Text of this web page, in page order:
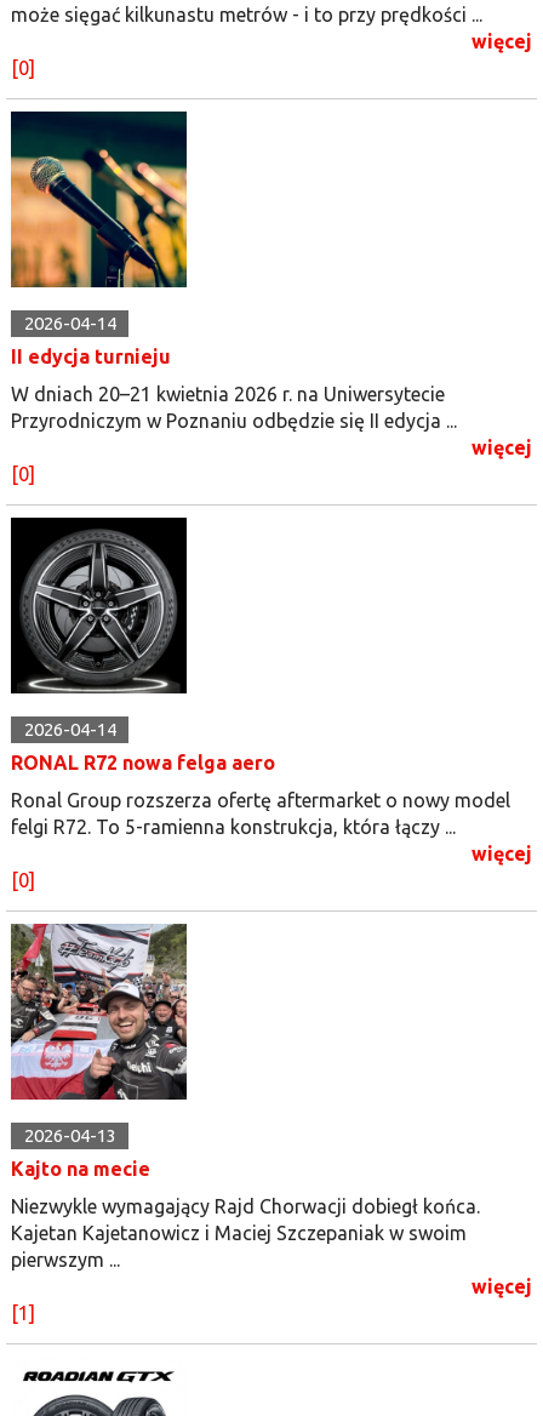
może sięgać kilkunastu metrów - i to przy prędkości ...
więcej
[0]
2026-04-14
II edycja turnieju
W dniach 20–21 kwietnia 2026 r. na Uniwersytecie
Przyrodniczym w Poznaniu odbędzie się II edycja ...
więcej
[0]
2026-04-14
RONAL R72 nowa felga aero
Ronal Group rozszerza ofertę aftermarket o nowy model
felgi R72. To 5-ramienna konstrukcja, która łączy ...
więcej
[0]
2026-04-13
Kajto na mecie
Niezwykle wymagający Rajd Chorwacji dobiegł końca.
Kajetan Kajetanowicz i Maciej Szczepaniak w swoim
pierwszym ...
więcej
[1]